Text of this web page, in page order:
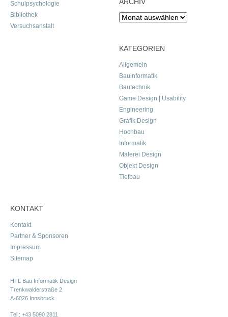
Schulpsychologie
Bibliothek
Versuchsanstalt
Archiv
KATEGORIEN
Allgemein
Bauinformatik
Bautechnik
Game Design | Usability
Engineering
Grafik Design
Hochbau
Informatik
Malerei Design
Objekt Design
Tiefbau
KONTAKT
Kontakt
Partner & Sponsoren
Impressum
Sitemap
HTL Bau Informatik Design
Trenkwalderstraße 2
A-6026 Innsbruck
Tel.: +43 5090 2811